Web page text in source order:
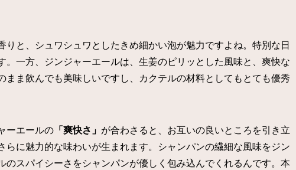
りと、シュワシュワとしたきめ細かい泡が魅力ですよね。特別な日
。一方、ジンジャーエールは、生姜のピリッとした風味と、爽快な
ま飲んでも美味しいですし、カクテルの材料としてもとても優秀
ーエールの 「爽快さ」 が合わさると、お互いの良いところを引き立
に魅力的な味わいが生まれます。シャンパンの繊細な風味をジン
のスパイシーさをシャンパンが優しく包み込んでくれるんです。本